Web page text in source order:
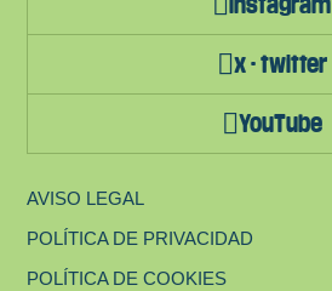
instagram
x - twitter
YouTube
AVISO LEGAL
POLÍTICA DE PRIVACIDAD
POLÍTICA DE COOKIES